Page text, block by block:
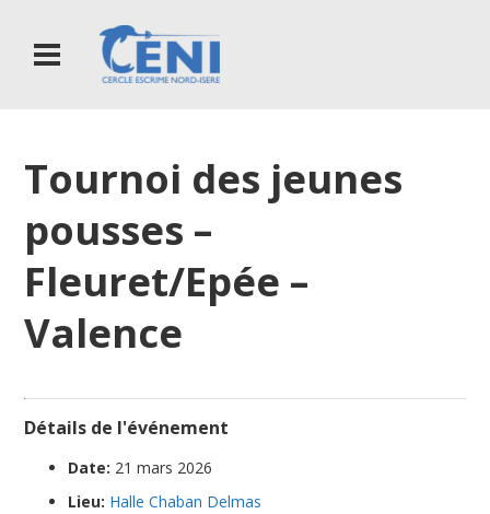
Tournoi des jeunes
pousses –
Fleuret/Epée –
Valence
Détails de l'événement
Date: 21 mars 2026
Lieu: Halle Chaban Delmas